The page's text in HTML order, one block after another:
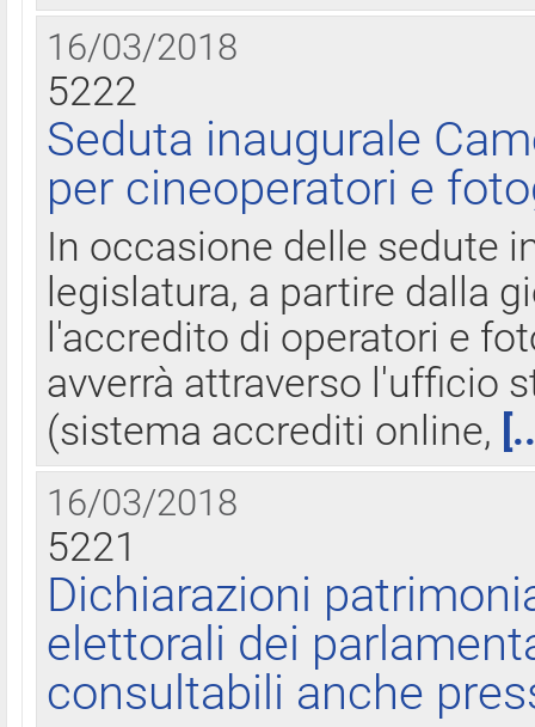
16/03/2018
5222
Seduta inaugurale
per cineoperatori e
In occasione delle sedute
legislatura, a partire dalla
l'accredito di operatori e
avverrà attraverso l'ufficio
(sistema accrediti online,
16/03/2018
5221
Dichiarazioni
elettorali dei
consultabili anche